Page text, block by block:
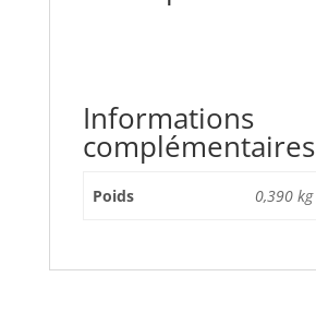
Informations
complémentaires
Poids 0,390 kg